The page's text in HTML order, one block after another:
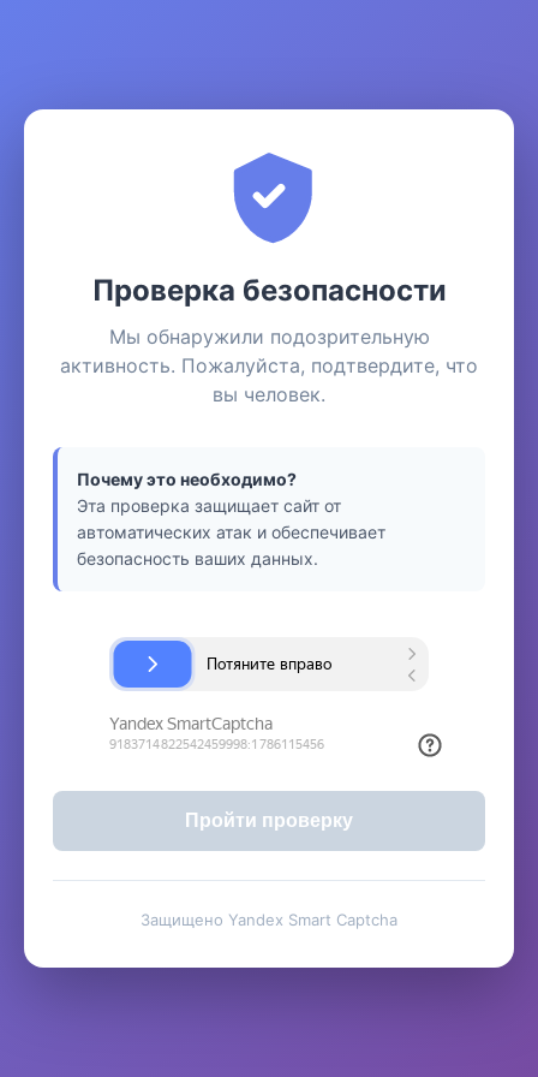
Проверка безопасности
Мы обнаружили подозрительную
активность. Пожалуйста, подтвердите, что
вы человек.
Почему это необходимо?
Эта проверка защищает сайт от
автоматических атак и обеспечивает
безопасность ваших данных.
Пройти проверку
Защищено Yandex Smart Captcha